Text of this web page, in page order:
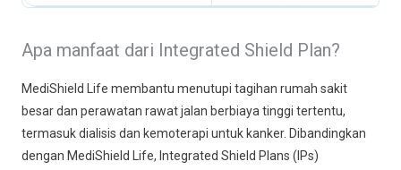
Apa manfaat dari Integrated Shield Plan?
MediShield Life membantu menutupi tagihan rumah sakit
besar dan perawatan rawat jalan berbiaya tinggi tertentu,
termasuk dialisis dan kemoterapi untuk kanker. Dibandingkan
dengan MediShield Life, Integrated Shield Plans (IPs)